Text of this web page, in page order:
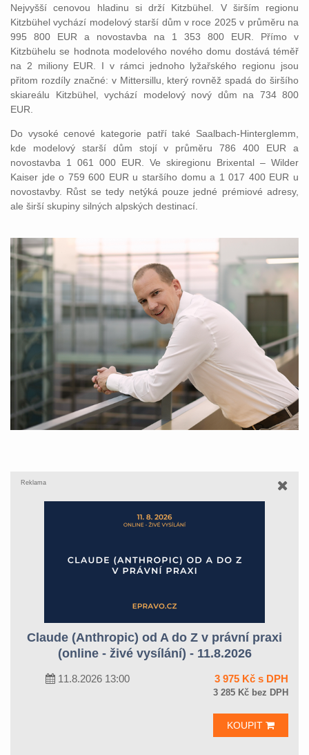
Nejvyšší cenovou hladinu si drží Kitzbühel. V širším regionu
Kitzbühel vychází modelový starší dům v roce 2025 v průměru na
995 800 EUR a novostavba na 1 353 800 EUR. Přímo v
Kitzbühelu se hodnota modelového nového domu dostává téměř
na 2 miliony EUR. I v rámci jednoho lyžařského regionu jsou
přitom rozdíly značné: v Mittersillu, který rovněž spadá do širšího
skiareálu Kitzbühel, vychází modelový nový dům na 734 800
EUR.
Do vysoké cenové kategorie patří také Saalbach-Hinterglemm,
kde modelový starší dům stojí v průměru 786 400 EUR a
novostavba 1 061 000 EUR. Ve skiregionu Brixental – Wilder
Kaiser jde o 759 600 EUR u staršího domu a 1 017 400 EUR u
novostavby. Růst se tedy netýká pouze jedné prémiové adresy,
ale širší skupiny silných alpských destinací.
Reklama
Claude (Anthropic) od A do Z v právní praxi
(online - živé vysílání) - 11.8.2026
11.8.2026 13:00 3 975 Kč s DPH
3 285 Kč bez DPH
KOUPIT